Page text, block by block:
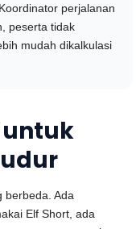
perjalanan
peserta tidak
mudah dikalkulasi
untuk
berbeda. Ada
Elf Short, ada